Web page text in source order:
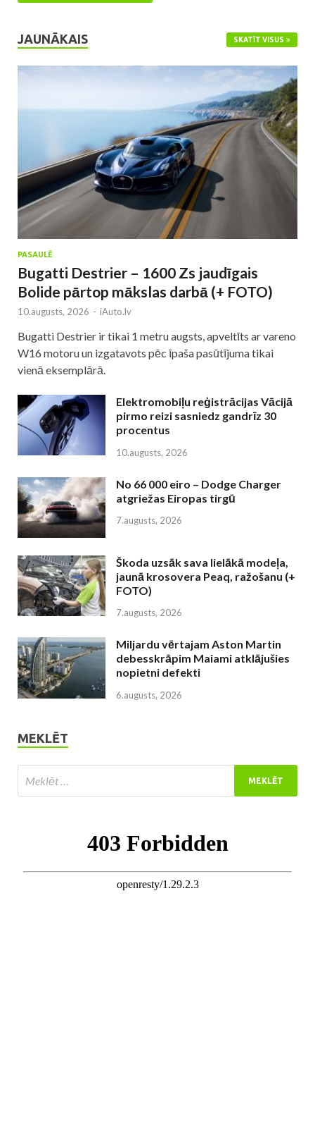
JAUNĀKAIS SKATĪT VISUS
PASAULĒ
Bugatti Destrier – 1600 Zs jaudīgais
Bolide pārtop mākslas darbā (+ FOTO)
10.augusts, 2026 - iAuto.lv
Bugatti Destrier ir tikai 1 metru augsts, apveltīts ar vareno
W16 motoru un izgatavots pēc īpaša pasūtījuma tikai
vienā eksemplārā.
Elektromobiļu reģistrācijas Vācijā
pirmo reizi sasniedz gandrīz 30
procentus
10.augusts, 2026
No 66 000 eiro – Dodge Charger
atgriežas Eiropas tirgū
7.augusts, 2026
Škoda uzsāk sava lielākā modeļa,
jaunā krosovera Peaq, ražošanu (+
FOTO)
7.augusts, 2026
Miljardu vērtajam Aston Martin
debesskrāpim Maiami atklājušies
nopietni defekti
6.augusts, 2026
MEKLĒT